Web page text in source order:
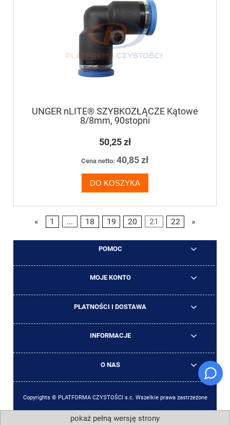
UNGER nLITE® SZYBKOZŁĄCZE Kątowe
8/8mm, 90stopni
50,25 zł
Cena netto: 40,85 zł
DO KOSZYKA
« 1 ... 18 19 20 21 22 »
POMOC
MOJE KONTO
PŁATNOŚCI I DOSTAWA
INFORMACJE
O NAS
Copyrights © PLATFORMA CZYSTOŚCI s.c. Wszelkie prawa zastrzeżone
pokaż pełną wersję strony